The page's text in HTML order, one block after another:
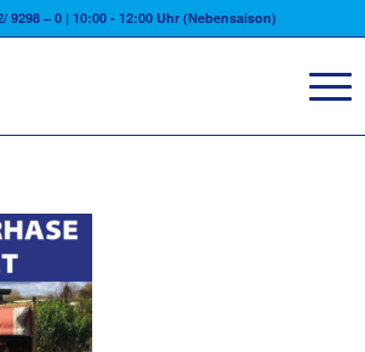
9298 – 0 | 10:00 - 12:00 Uhr (Nebensaison)